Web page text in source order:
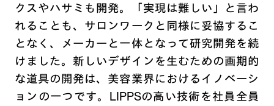
クスやハサミも開発。「実現は難しい」と言わ
れることも、サロンワークと同様に妥協するこ
となく、メーカーと一体となって研究開発を続
けました。新しいデザインを生むための画期的
な道具の開発は、美容業界におけるイノベーシ
ョンの一つです。LIPPSの高い技術を社員全員